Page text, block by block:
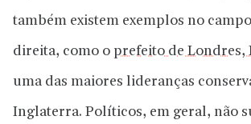
também existem exemplos no
direita, como o prefeito de Londres,
uma das maiores lideranças
Inglaterra. Políticos, em geral, não